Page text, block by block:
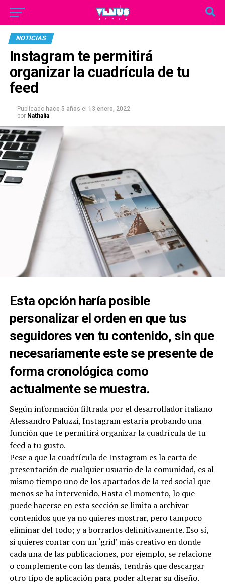
NOTICIAS
Instagram te permitirá
organizar la cuadrícula de tu
feed
Publicado hace 5 años el 13 enero, 2022
por Nathalia
Esta opción haría posible
personalizar el orden en que tus
seguidores ven tu contenido, sin que
necesariamente este se presente de
forma cronológica como
actualmente se muestra.
Según información filtrada por el desarrollador italiano
Alessandro Paluzzi, Instagram estaría probando una
función que te permitirá organizar la cuadrícula de tu
feed a tu gusto.
Pese a que la cuadrícula de Instagram es la carta de
presentación de cualquier usuario de la comunidad, es al
mismo tiempo uno de los apartados de la red social que
menos se ha intervenido. Hasta el momento, lo que
puede hacerse en esta sección se limita a archivar
contenidos que ya no quieres mostrar, pero tampoco
eliminar del todo; y a borrarlos definitivamente. Eso sí,
si quieres contar con un ‘grid’ más creativo en donde
cada una de las publicaciones, por ejemplo, se relacione
o complemente con las demás, tendrás que descargar
otro tipo de aplicación para poder alterar su diseño.